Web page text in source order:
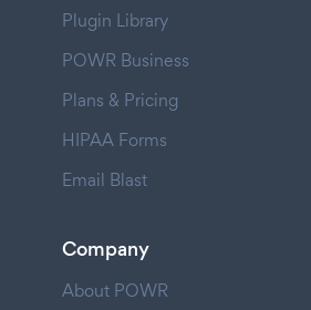
Plugin Library
POWR Business
Plans & Pricing
HIPAA Forms
Email Blast
Company
About POWR